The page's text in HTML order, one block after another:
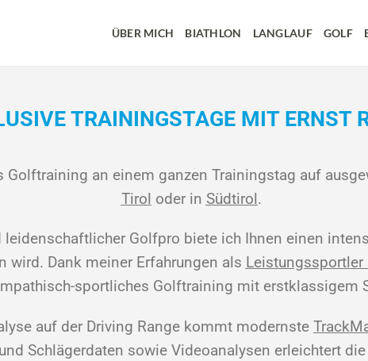
ÜBER MICH BIATHLON LANGLAUF GOLF
TRAININGSTAGE MIT ERNST
Golftraining an einem ganzen Trainingstag auf
Tirol oder in Südtirol.
Golfpro biete ich Ihnen einen
wird. Dank meiner Erfahrungen als
sportliches Golftraining mit erstklassigem
auf der Driving Range kommt modernste
Schlägerdaten sowie Videoanalysen erleichtert